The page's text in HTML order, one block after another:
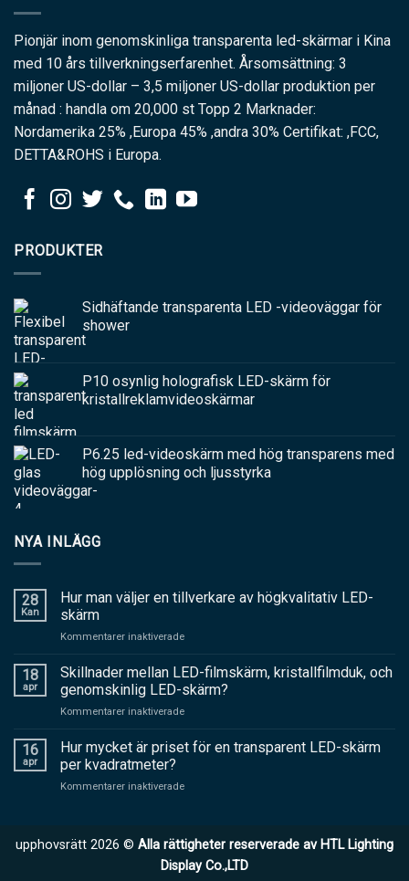
Pionjär inom genomskinliga transparenta led-skärmar i Kina
med 10 års tillverkningserfarenhet. Årsomsättning: 3
miljoner US-dollar – 3,5 miljoner US-dollar produktion per
månad : handla om 20,000 st Topp 2 Marknader:
Nordamerika 25% ,Europa 45% ,andra 30% Certifikat: ,FCC,
DETTA&ROHS i Europa.
PRODUKTER
Sidhäftande transparenta LED -videoväggar för
shower
P10 osynlig holografisk LED-skärm för
kristallreklamvideoskärmar
P6.25 led-videoskärm med hög transparens med
hög upplösning och ljusstyrka
NYA INLÄGG
28
Kan
Hur man väljer en tillverkare av högkvalitativ LED-
skärm
Kommentarer inaktiveradepå
man
väljer
en
tillverkare
högkvalitativ
18
apr
Skillnader mellan LED-filmskärm, kristallfilmduk, och
genomskinlig LED-skärm?
Kommentarer inaktiveradepå
mellan
kristallfilmduk,
skärm?
16
apr
Hur mycket är priset för en transparent LED-skärm
per kvadratmeter?
Kommentarer inaktiveradepå
priset
för
upphovsrätt 2026 © Alla rättigheter reserverade av HTL Lighting
Display Co.,LTD